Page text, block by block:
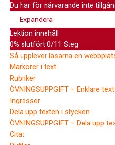
Du har för närvarande inte
Expandera
Lektion innehåll
0% slutfört 0/11 Steg
Så upplever läsarna en
Markörer i text
Rubriker
ÖVNINGSUPPGIFT – Enklare
Ingresser
Dela upp texten i stycken
ÖVNINGSUPPGIFT – Dela upp
Citat